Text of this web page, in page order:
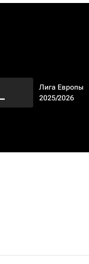
Лига Европы
2025/2026